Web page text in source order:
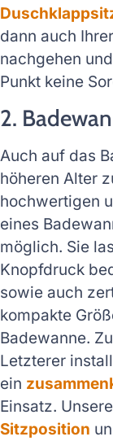
dann auch
nachgehen
Punkt keine
2.
Auch auf das
höheren Alter
hochwertigen
eines
möglich. Sie
Knopfdruck
sowie auch
kompakte
Badewanne.
Letzterer
ein
Einsatz.
Sitzposition